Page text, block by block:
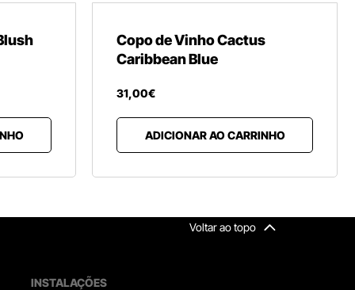
Copo de Vinho Cactus
Caribbean Blue
31,00€
ADICIONAR AO CARRINHO
Voltar ao topo
INSTALAÇÕES